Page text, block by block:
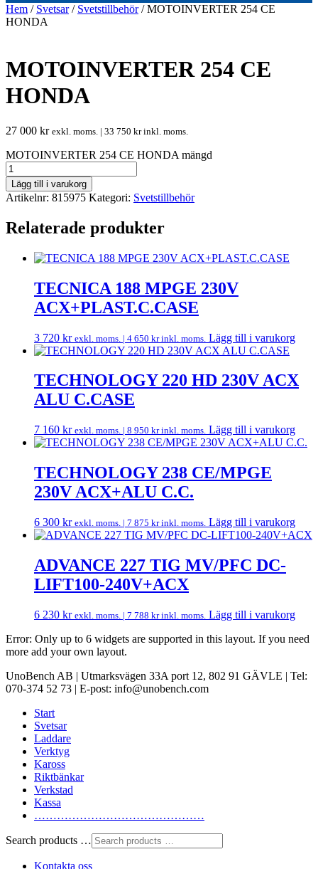
Hem / Svetsar/ Svetstillbehör/ MOTOINVERTER 254 CE
HONDA
MOTOINVERTER 254 CE
HONDA
27 000 kr exkl. moms. | 33 750 krinkl. moms.
MOTOINVERTER 254 CE HONDA mängd
Lägg till i varukorg
Artikelnr: 815975 Kategori: Svetstillbehör
Relaterade produkter
TECNICA 188 MPGE 230V
ACX+PLAST.C.CASE
3 720 kr exkl. moms. | 4 650 krinkl. moms. Lägg till i varukorg
TECHNOLOGY 220 HD 230V ACX
ALU C.CASE
7 160 kr exkl. moms. | 8 950 krinkl. moms. Lägg till i varukorg
TECHNOLOGY 238 CE/MPGE
230V ACX+ALU C.C.
6 300 kr exkl. moms. | 7 875 krinkl. moms. Lägg till i varukorg
ADVANCE 227 TIG MV/PFC DC-
LIFT100-240V+ACX
6 230 kr exkl. moms. | 7 788 krinkl. moms. Lägg till i varukorg
Error: Only up to 6 widgets are supported in this layout. If you need
more add your own layout.
UnoBench AB | Utmarksvägen 33A port 12, 802 91 GÄVLE | Tel:
070-374 52 73 | E-post: info@unobench.com
Start
Svetsar
Laddare
Verktyg
Kaross
Riktbänkar
Verkstad
Kassa
………………………………………
Search products …
Kontakta oss